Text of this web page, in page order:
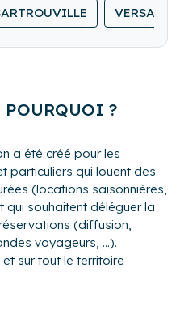
POURQUOI ?
a été créé pour les
particuliers qui louent des
(locations saisonnières,
qui souhaitent déléguer la
(diffusion,
voyageurs, ...).
sur tout le territoire